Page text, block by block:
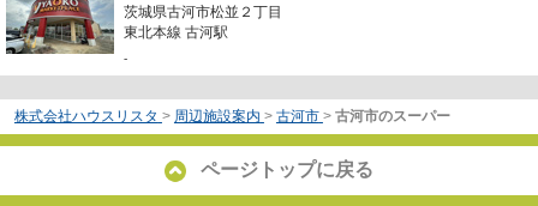
茨城県古河市松並２丁目
東北本線 古河駅
-
株式会社ハウスリスタ > 周辺施設案内 > 古河市 > 古河市のスーパー
ページトップに戻る